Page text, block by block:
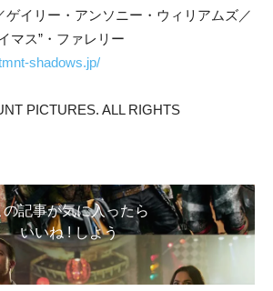
ゲイリー・アンソニー・ウィリアムズ／
マス”・ファレリー
shadows.jp/
PICTURES. ALL RIGHTS
の記事が気に入ったら
いいね ! しよう